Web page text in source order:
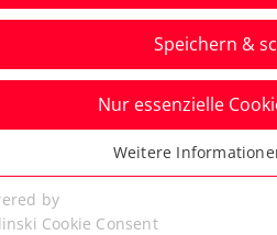
Speichern &
Nur essenzielle
Cookies werden für
benötigt. Dadurch ist
Weitere
by
Cookie Consent